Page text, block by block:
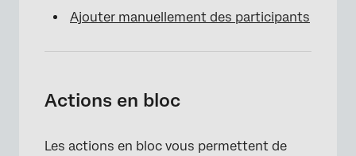
Ajouter manuellement des participants
Actions en bloc
Les actions en bloc vous permettent de